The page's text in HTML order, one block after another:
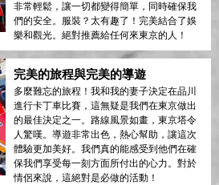
非常輕鬆，讓一切都變得簡單，同時確保我
們的安全。服裝？太有趣了！完美結合了娛
樂和觀光。絕對推薦給任何來東京的人！
完美的旅程與完美的導遊
多麼難忘的旅程！我和我的妻子決定在品川
進行卡丁車比賽，這無疑是我們在東京做出
的最佳決定之一。路線風景如畫，東京塔令
人驚嘆。導遊非常出色，熱心幫助，讓這次
體驗更加美好。我們真的能感受到他們在確
保我們享受每一刻方面所付出的心力。對於
情侶來說，這絕對是必做的活動！